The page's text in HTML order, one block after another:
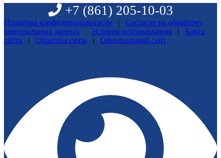
+7 (861) 205-10-03
Политика конфиденциальности |
Согласие на обработку
персональных данных
Условия использования |
Карта
сайта
| Обратная связь | Официальный сайт